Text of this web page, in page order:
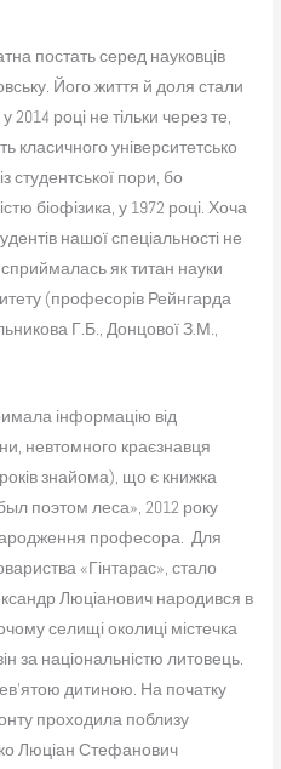
постать серед науковців
Його життя й доля стали
році не тільки через те,
класичного університетсько
студентської пори, бо
біофізика, у 1972 році. Хоча
нашої спеціальності не
сприймалась як титан науки
(професорів Рейнгарда
Г.Б., Донцової З.М.,
інформацію від
невтомного краєзнавця
знайома), що є книжка
поэтом леса», 2012 року
професора. Для
«Гінтарас», стало
Люціанович народився в
селищі околиці містечка
за національністю литовець.
дитиною. На початку
проходила поблизу
Люціан Стефанович